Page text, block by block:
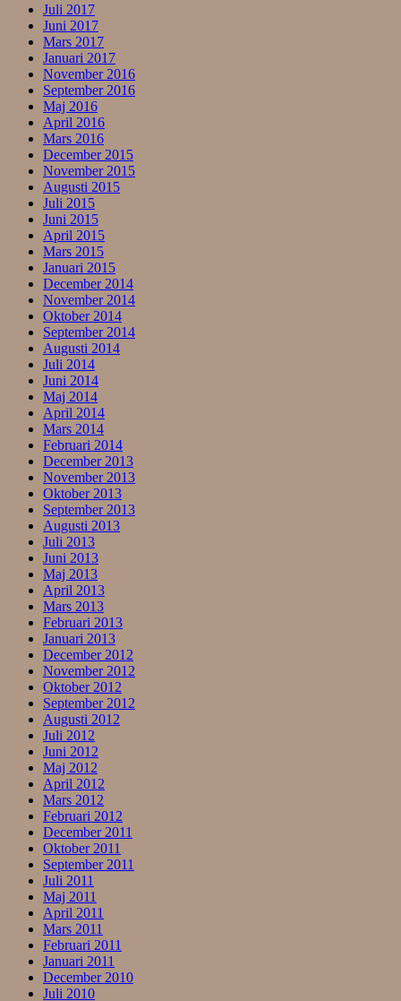
Juli 2017
Juni 2017
Mars 2017
Januari 2017
November 2016
September 2016
Maj 2016
April 2016
Mars 2016
December 2015
November 2015
Augusti 2015
Juli 2015
Juni 2015
April 2015
Mars 2015
Januari 2015
December 2014
November 2014
Oktober 2014
September 2014
Augusti 2014
Juli 2014
Juni 2014
Maj 2014
April 2014
Mars 2014
Februari 2014
December 2013
November 2013
Oktober 2013
September 2013
Augusti 2013
Juli 2013
Juni 2013
Maj 2013
April 2013
Mars 2013
Februari 2013
Januari 2013
December 2012
November 2012
Oktober 2012
September 2012
Augusti 2012
Juli 2012
Juni 2012
Maj 2012
April 2012
Mars 2012
Februari 2012
December 2011
Oktober 2011
September 2011
Juli 2011
Maj 2011
April 2011
Mars 2011
Februari 2011
Januari 2011
December 2010
Juli 2010